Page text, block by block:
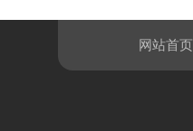
网站首页